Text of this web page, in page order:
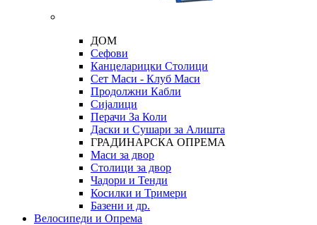
ДОМ
Сефови
Канцеларицки Столици
Сет Маси - Клуб Маси
Продолжни Кабли
Сијалици
Перачи За Коли
Даски и Сушари за Алишта
ГРАДИНАРСКА ОПРЕМА
Маси за двор
Столици за двор
Чадори и Тенди
Косилки и Тримери
Базени и др.
Велосипеди и Опрема